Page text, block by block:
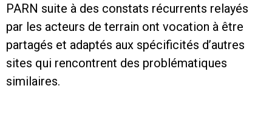
PARN suite à des constats récurrents relayés
par les acteurs de terrain ont vocation à être
partagés et adaptés aux spécificités d’autres
sites qui rencontrent des problématiques
similaires.